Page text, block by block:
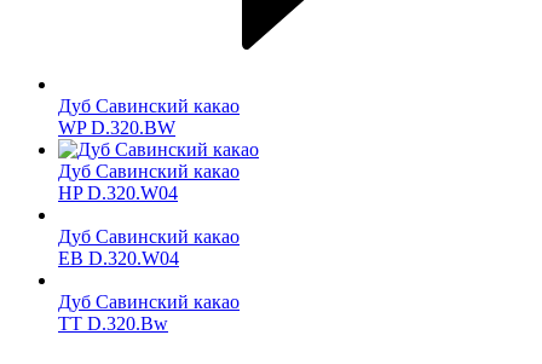
Дуб Савинский какао
WP D.320.BW
Дуб Савинский какао
HP D.320.W04
Дуб Савинский какао
ЕВ D.320.W04
Дуб Савинский какао
TT D.320.Bw